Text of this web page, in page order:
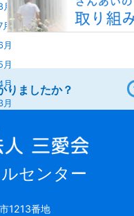
月
月
月
月
月
りましたか？
センター
1213番地